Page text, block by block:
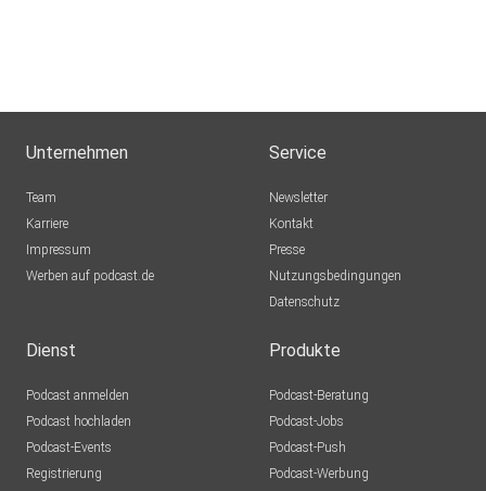
Unternehmen
Team
Karriere
Impressum
Werben auf podcast.de
Service
Newsletter
Kontakt
Presse
Nutzungsbedingungen
Datenschutz
Dienst
Podcast anmelden
Podcast hochladen
Podcast-Events
Registrierung
Produkte
Podcast-Beratung
Podcast-Jobs
Podcast-Push
Podcast-Werbung